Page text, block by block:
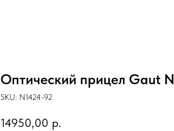
Оптический прицел Gaut
SKU: N1424-92
14950,00 р.